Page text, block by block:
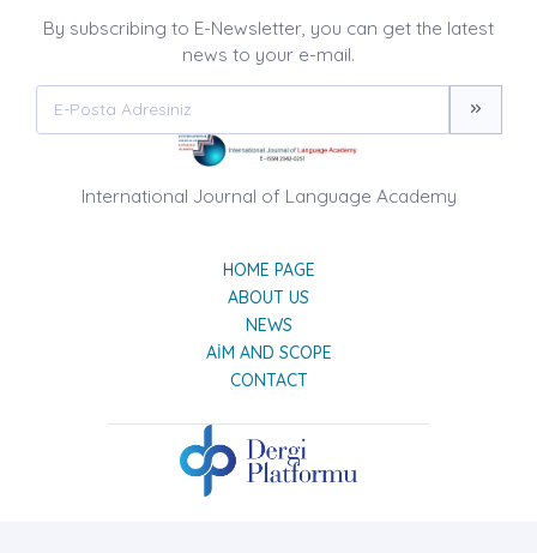
By subscribing to E-Newsletter, you can get the latest
news to your e-mail.
International Journal of Language Academy
HOME PAGE
ABOUT US
NEWS
AIM AND SCOPE
CONTACT